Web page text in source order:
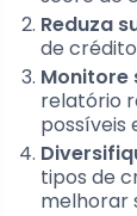
Reduza
de
Monitore
relatório
possíveis
tipos de
melhorar